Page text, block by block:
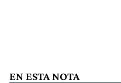
EN ESTA NOTA